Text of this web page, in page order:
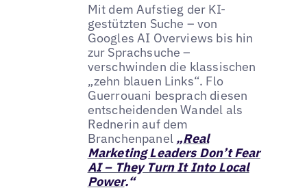
Mit dem Aufstieg der KI-
gestützten Suche – von
Googles AI Overviews bis hin
zur Sprachsuche –
verschwinden die klassischen
„zehn blauen Links“. Flo
Guerrouani besprach diesen
entscheidenden Wandel als
Rednerin auf dem
Branchenpanel „Real
Marketing Leaders Don’t Fear
AI – They Turn It Into Local
Power.“